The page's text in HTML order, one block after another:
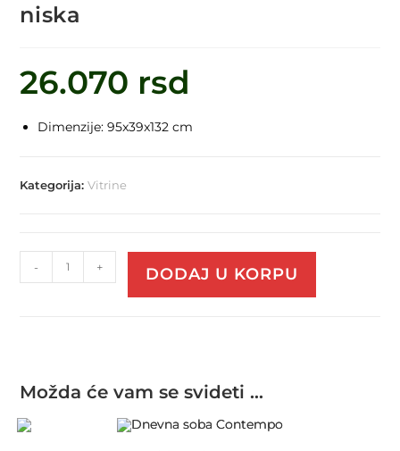
niska
26.070 rsd
Dimenzije: 95x39x132 cm
Kategorija:Vitrine
- + DODAJ U KORPU
Možda će vam se svideti …